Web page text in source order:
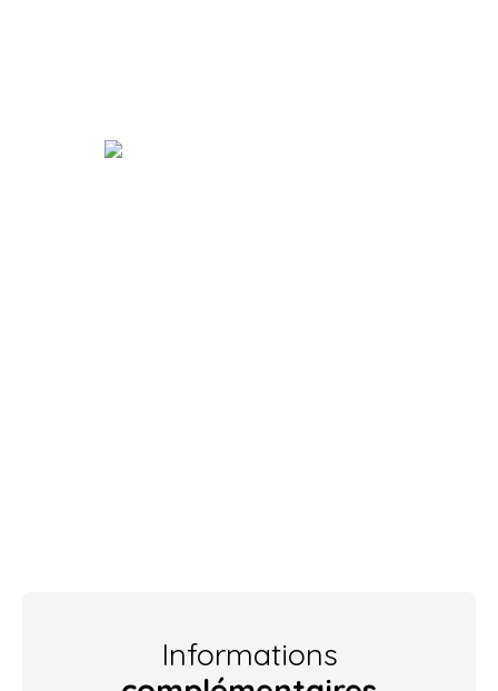
Informations